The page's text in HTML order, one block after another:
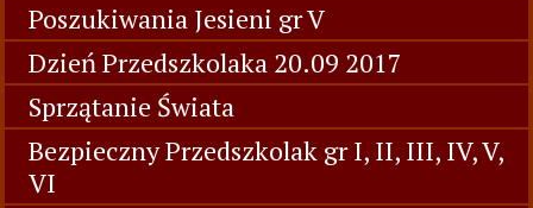
Poszukiwania Jesieni gr V
Dzień Przedszkolaka 20.09 2017
Sprzątanie Świata
Bezpieczny Przedszkolak gr I, II, III, IV, V,
VI